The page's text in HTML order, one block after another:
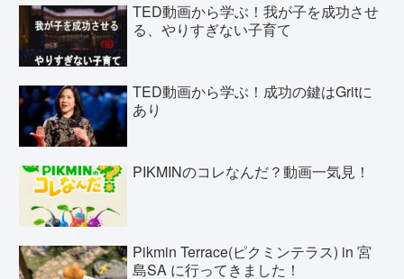
TED動画から学ぶ！我が子を成功させ
る、やりすぎない子育て
TED動画から学ぶ！成功の鍵はGritに
あり
PIKMINのコレなんだ？動画一気見！
Pikmin Terrace(ピクミンテラス) in 宮
島SA に行ってきました！